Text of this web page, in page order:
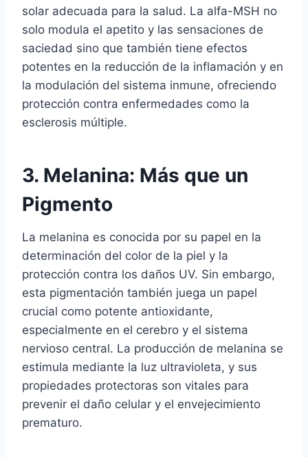
solar adecuada para la salud. La alfa-MSH no
solo modula el apetito y las sensaciones de
saciedad sino que también tiene efectos
potentes en la reducción de la inflamación y en
la modulación del sistema inmune, ofreciendo
protección contra enfermedades como la
esclerosis múltiple.
3. Melanina: Más que un
Pigmento
La melanina es conocida por su papel en la
determinación del color de la piel y la
protección contra los daños UV. Sin embargo,
esta pigmentación también juega un papel
crucial como potente antioxidante,
especialmente en el cerebro y el sistema
nervioso central. La producción de melanina se
estimula mediante la luz ultravioleta, y sus
propiedades protectoras son vitales para
prevenir el daño celular y el envejecimiento
prematuro.